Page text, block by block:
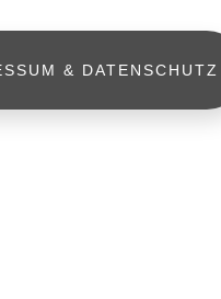
& DATENSCHUTZ